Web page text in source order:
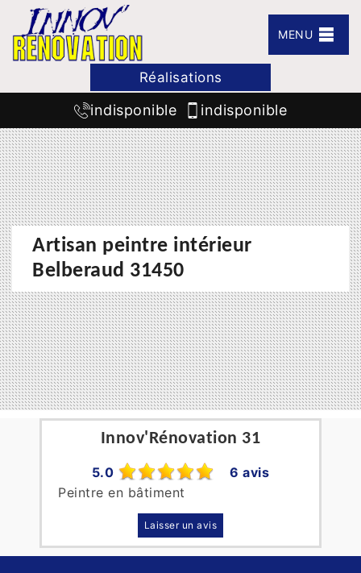
MENU
Réalisations
indisponible indisponible
Artisan peintre intérieur
Belberaud 31450
Innov'Rénovation 31
5.0
6 avis
Peintre en bâtiment
Laisser un avis